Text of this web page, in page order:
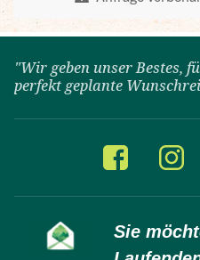
"Wir geben unser Bestes,
perfekt geplante
Sie